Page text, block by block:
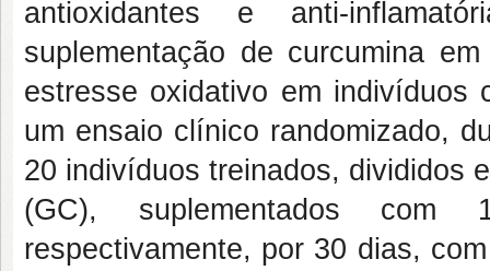
antioxidantes e anti-
suplementação de curcumina
estresse oxidativo em
um ensaio clínico randomizado,
20 indivíduos treinados, divididos
(GC), suplementados com
respectivamente, por 30 dias,